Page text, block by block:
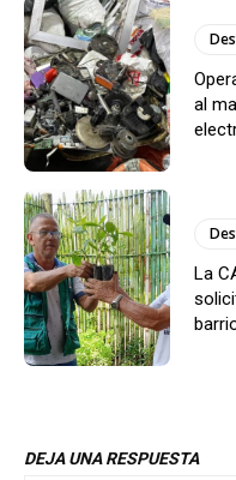
al
La
DEJA UNA RESPUESTA